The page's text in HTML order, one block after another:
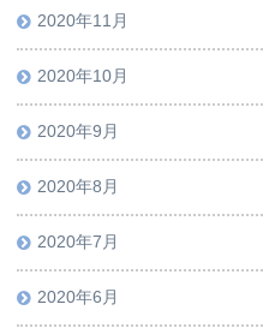
2020年11月
2020年10月
2020年9月
2020年8月
2020年7月
2020年6月